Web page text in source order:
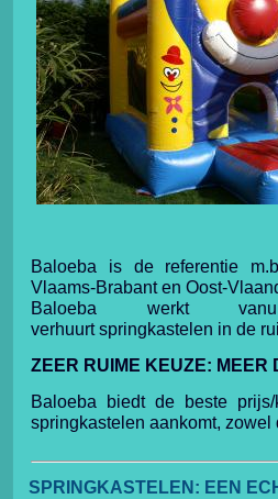
Baloeba is de referentie
Vlaams-Brabant en Oost-
Baloeba werkt
verhuurt springkastelen in de
ZEER RUIME KEUZE: MEER
Baloeba biedt de beste
springkastelen aankomt,
SPRINGKASTELEN: EEN